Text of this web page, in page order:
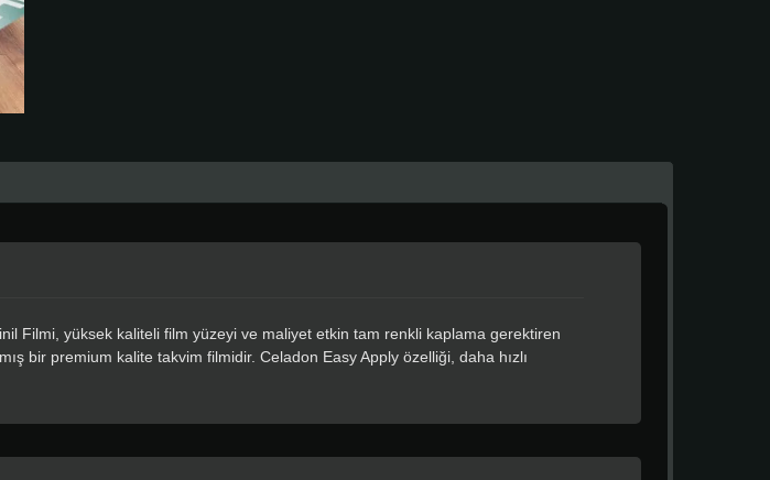
Filmi, yüksek kaliteli film yüzeyi ve maliyet etkin tam renkli kaplama gerektiren
bir premium kalite takvim filmidir. Celadon Easy Apply özelliği, daha hızlı